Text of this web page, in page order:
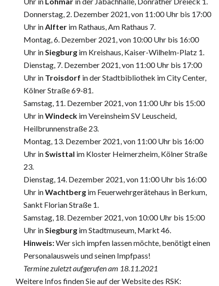
Donnerstag, 2. Dezember 2021, von 11:00 Uhr bis 17:00
Uhr inAlfter im Rathaus, Am Rathaus 7.
Montag, 6. Dezember 2021, von 10:00 Uhr bis 16:00
Uhr inSiegburg im Kreishaus, Kaiser-Wilhelm-Platz 1.
Dienstag, 7. Dezember 2021, von 11:00 Uhr bis 17:00
Uhr in Troisdorf in der Stadtbibliothek im City Center,
Kölner Straße 69-81.
Samstag, 11. Dezember 2021, von 11:00 Uhr bis 15:00
Uhr inWindeck im Vereinsheim SV Leuscheid,
Heilbrunnenstraße 23.
Montag, 13. Dezember 2021, von 11:00 Uhr bis 16:00
Uhr inSwisttal im Kloster Heimerzheim, Kölner Straße
23.
Dienstag, 14. Dezember 2021, von 11:00 Uhr bis 16:00
Uhr inWachtberg im Feuerwehrgerätehaus in Berkum,
Sankt Florian Straße 1.
Samstag, 18. Dezember 2021, von 10:00 Uhr bis 15:00
Uhr inSiegburg im Stadtmuseum, Markt 46.
Hinweis:Wer sich impfen lassen möchte, benötigt einen
Personalausweis und seinen Impfpass!
Termine zuletzt aufgerufen am 18.11.2021
Weitere Infos finden Sie auf der Website des RSK: